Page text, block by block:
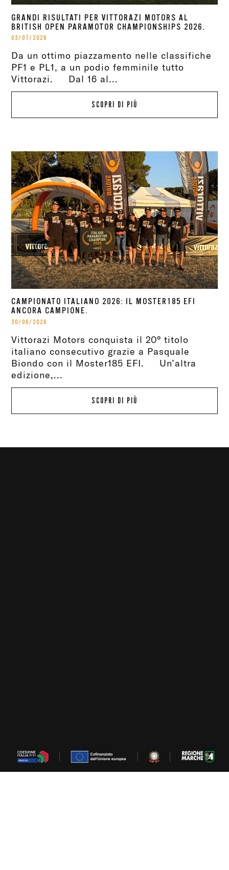
GRANDI RISULTATI PER VITTORAZI MOTORS AL
BRITISH OPEN PARAMOTOR CHAMPIONSHIPS 2026.
03/07/2026
Da un ottimo piazzamento nelle classifiche
PF1 e PL1, a un podio femminile tutto
Vittorazi. Dal 16 al...
SCOPRI DI PIÙ
CAMPIONATO ITALIANO 2026: IL MOSTER185 EFI
ANCORA CAMPIONE.
30/06/2026
Vittorazi Motors conquista il 20° titolo
italiano consecutivo grazie a Pasquale
Biondo con il Moster185 EFI. Un’altra
edizione,...
SCOPRI DI PIÙ